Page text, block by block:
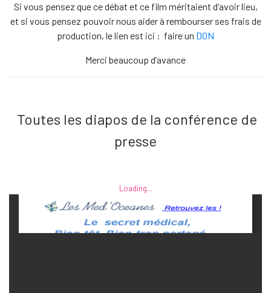
Si vous pensez que ce débat et ce film méritaient d’avoir lieu,
et si vous pensez pouvoir nous aider à rembourser ses frais de
production, le lien est ici : faire un DON
Merci beaucoup d’avance
Toutes les diapos de la conférence de
presse
Loading...